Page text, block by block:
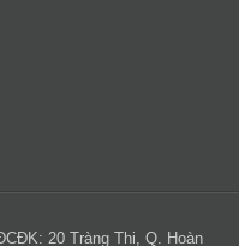
20 Tràng Thi, Q. Hoàn